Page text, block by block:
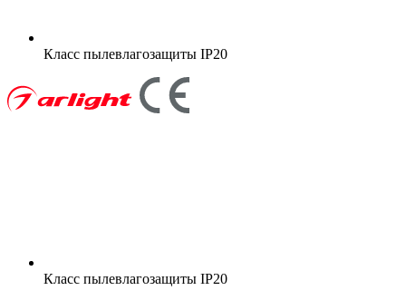
Класс пылевлагозащиты IP20
Класс пылевлагозащиты IP20